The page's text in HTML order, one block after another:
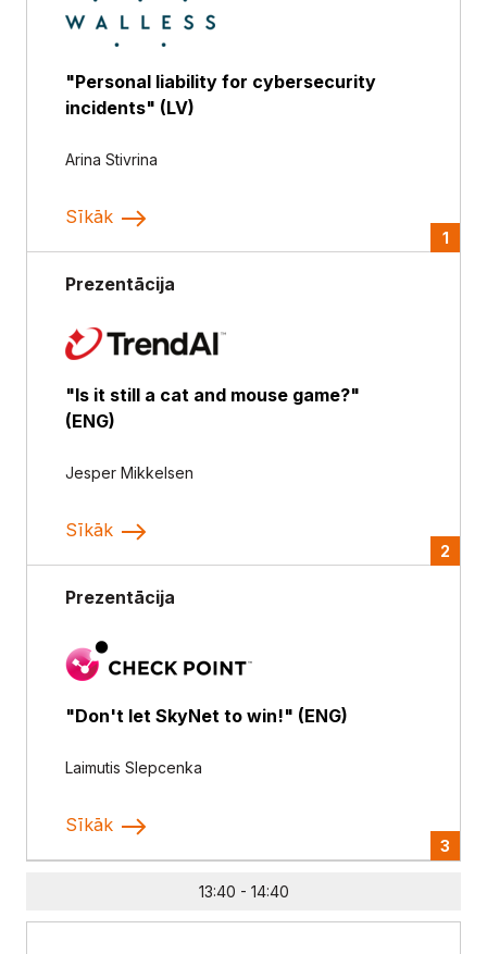
"Personal liability for cybersecurity
incidents" (LV)
Arina Stivrina
Sīkāk
1
Prezentācija
"Is it still a cat and mouse game?"
(ENG)
Jesper Mikkelsen
Sīkāk
2
Prezentācija
"Don't let SkyNet to win!" (ENG)
Laimutis Slepcenka
Sīkāk
3
13:40 - 14:40